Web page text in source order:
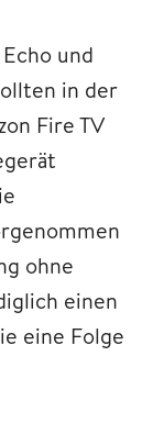
und
in der
Fire TV
ohne
einen
eine Folge